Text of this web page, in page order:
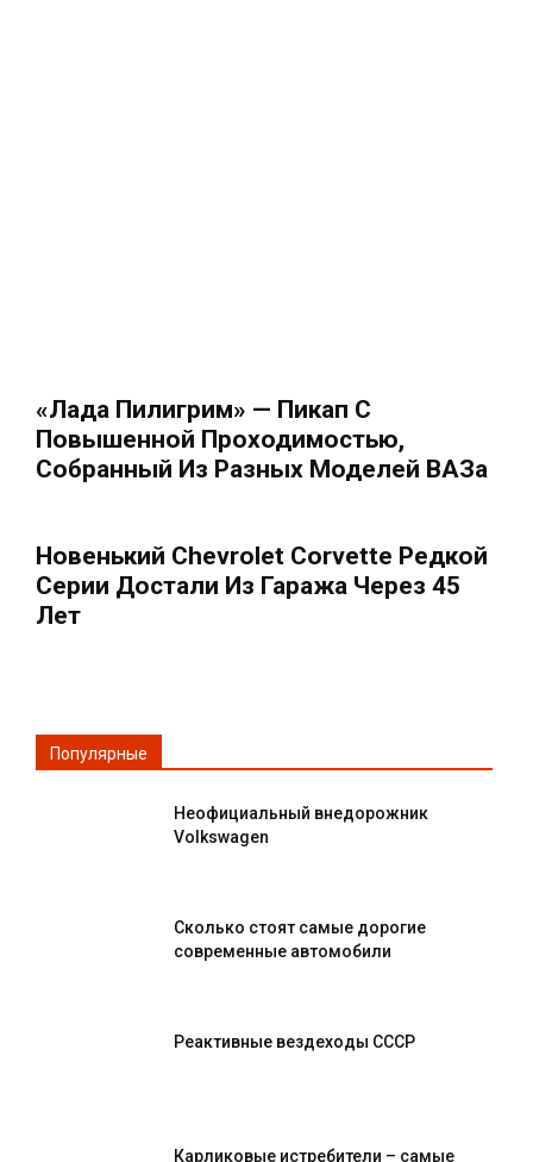
«Лада Пилигрим» — Пикап С
Повышенной Проходимостью,
Собранный Из Разных Моделей ВАЗа
Новенький Chevrolet Corvette Редкой
Серии Достали Из Гаража Через 45
Лет
Популярные
Неофициальный внедорожник
Volkswagen
Сколько стоят самые дорогие
современные автомобили
Реактивные вездеходы СССР
Карликовые истребители – самые